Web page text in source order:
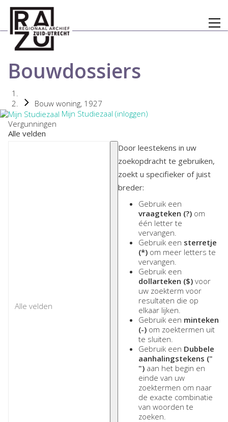
Bouwdossiers
Bouw woning, 1927
Mijn Studiezaal (inloggen)
Vergunningen
Alle velden
Door leestekens in uw
zoekopdracht te gebruiken,
zoekt u specifieker of juist
breder:
Gebruik een
vraagteken (?) om
één letter te
vervangen.
Gebruik een sterretje
(*) om meer letters te
vervangen.
Gebruik een
dollarteken ($) voor
uw zoekterm voor
resultaten die op
elkaar lijken.
Gebruik een minteken
(-) om zoektermen uit
te sluiten.
Gebruik een Dubbele
aanhalingstekens ("
") aan het begin en
einde van uw
zoektermen om naar
de exacte combinatie
van woorden te
zoeken.